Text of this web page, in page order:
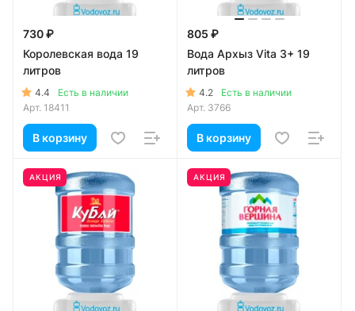
730 ₽
Королевская вода 19
литров
4.4
Есть в наличии
Арт. 18411
В корзину
805 ₽
Вода Архыз Vita 3+ 19
литров
4.2
Есть в наличии
Арт. 3766
В корзину
АКЦИЯ АКЦИЯ